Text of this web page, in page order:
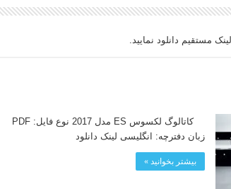
کاتالوگ لکسوس ES مدل 2017 نوع فایل: PDF
زبان دفترچه: انگلیسی لینک دانلود
بیشتر بخوانید »